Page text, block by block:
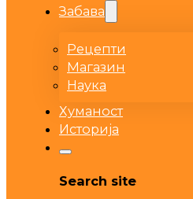
Забава
Рецепти
Магазин
Наука
Хуманост
Историја
Search site